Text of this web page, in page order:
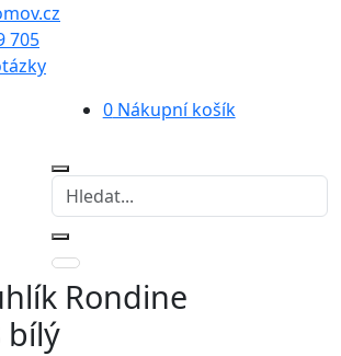
705
0Nákupní košík
Rondine
bílý